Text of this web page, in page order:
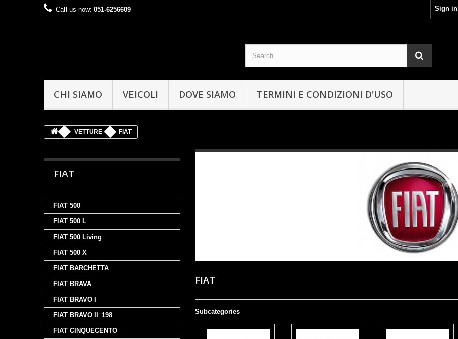
Call us now: 051-6256609 Sign in
CHI SIAMO VEICOLI DOVE SIAMO TERMINI E CONDIZIONI D'USO
VETTURE FIAT
FIAT
FIAT 500
FIAT 500 L
FIAT 500 Living
FIAT 500 X
FIAT BARCHETTA
FIAT BRAVA
FIAT BRAVO I
FIAT BRAVO II_198
FIAT CINQUECENTO
FIAT
Subcategories